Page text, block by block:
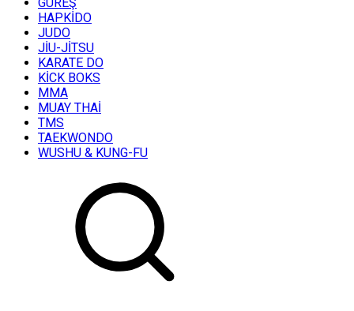
HAPKİDO
JUDO
JİU-JİTSU
KARATE DO
KİCK BOKS
MMA
MUAY THAİ
TMS
TAEKWONDO
WUSHU & KUNG-FU